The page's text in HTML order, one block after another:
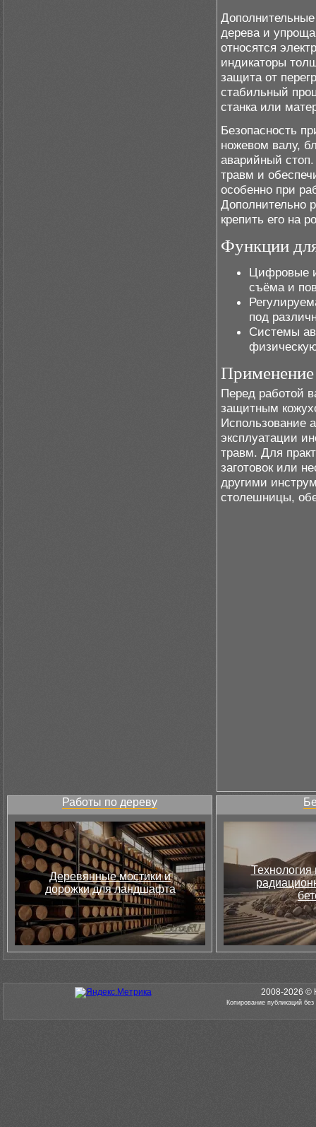
дерева и
относятся
индикаторы
защита от
стабильный
станка или
Безопасность
ножевом валу,
аварийный
травм и
особенно при
Дополнительно
крепить его на
Функции
Цифровые
съёма и
под
Системы
Применение
Перед работой
защитным
Использование
эксплуатации
травм. Для
заготовок или
другими
столешницы,
Работы по дереву
Деревянные мостики и
дорожки для ландшафта
Технология
2008-2026 ©
Копирование публикаций